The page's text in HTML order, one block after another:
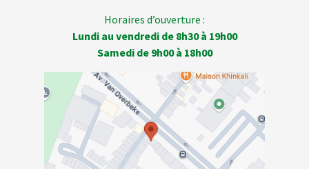
Horaires d’ouverture :
Lundi au vendredi de 8h30 à 19h00
Samedi de 9h00 à 18h00